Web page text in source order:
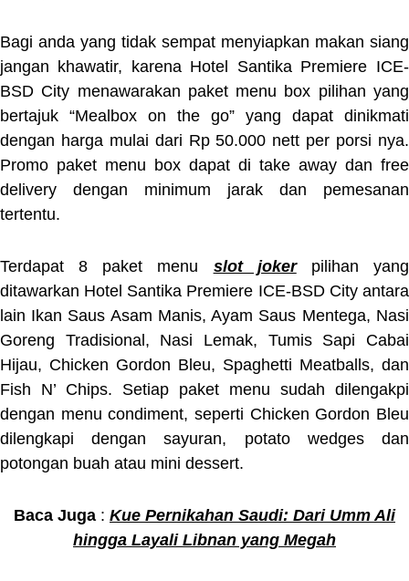
Bagi anda yang tidak sempat menyiapkan makan siang
jangan khawatir, karena Hotel Santika Premiere ICE-
BSD City menawarakan paket menu box pilihan yang
bertajuk “Mealbox on the go” yang dapat dinikmati
dengan harga mulai dari Rp 50.000 nett per porsi nya.
Promo paket menu box dapat di take away dan free
delivery dengan minimum jarak dan pemesanan
tertentu.
Terdapat 8 paket menu slot jokerpilihan yang
ditawarkan Hotel Santika Premiere ICE-BSD City antara
lain Ikan Saus Asam Manis, Ayam Saus Mentega, Nasi
Goreng Tradisional, Nasi Lemak, Tumis Sapi Cabai
Hijau, Chicken Gordon Bleu, Spaghetti Meatballs, dan
Fish N’ Chips. Setiap paket menu sudah dilengakpi
dengan menu condiment, seperti Chicken Gordon Bleu
dilengkapi dengan sayuran, potato wedges dan
potongan buah atau mini dessert.
Baca Juga : Kue Pernikahan Saudi: Dari Umm Ali
hingga Layali Libnan yang Megah